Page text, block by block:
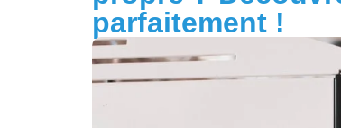
parfaitement !